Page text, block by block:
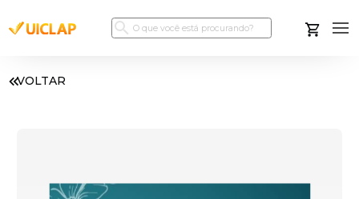
VOLTAR